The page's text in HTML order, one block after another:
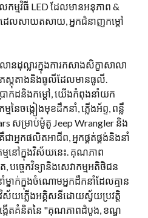
កម្មវិធី LED ដែលមានអនុភាព &
េលសាយតសាយ, អ្នកជំនាញកម្តៅ
នដុល្លារក្នុងការកសាងសិក្ខាសាលា
ស្តុតាងនិងធូលីដែលមានធូលី.
ាកដនិងកម្ដៅ, យើងកំពុងនាំយក
ៃចង្កៀងមុខដឹកនាំ, ភ្លើងអ័ព្ទ, ពន្លឺ
សម្រាប់ម៉ូតូ Jeep Wrangler និង
អ្នកផលិតអាជីព, អ្នកផ្គត់ផ្គង់និងនាំ
កម្មនៅក្នុងវិស័យនេះ. គុណភាព
, បច្ចេកវិទ្យានិងសេវាកម្មអតិថិជន
ម្នាក់ក្នុងចំណោមអ្នកដឹកនាំដែលគ្មាន
យភ្លើងអគ្គិសនីដោយស្វ័យប្រវត្តិ
កើតគំនិតនៃ "គុណភាពដំបូង, ខណ្ឌ